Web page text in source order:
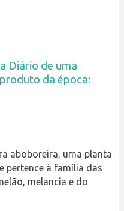
Diário de uma
da época:
aboboreira, uma planta
pertence à família das
melancia e do